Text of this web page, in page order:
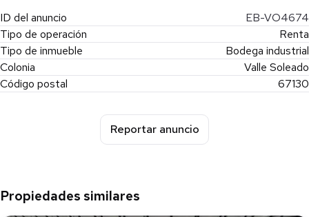
ID del anuncio
EB-VO4674
Tipo de operación
Renta
Tipo de inmueble
Bodega industrial
Colonia
Valle Soleado
Código postal
67130
Reportar anuncio
Propiedades similares